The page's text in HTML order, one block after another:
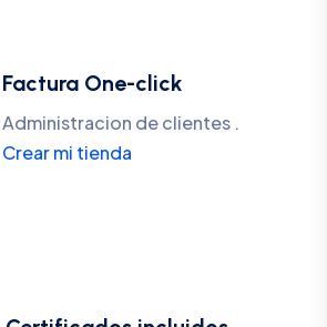
Factura One-click
Administracion de clientes .
Crear mi tienda